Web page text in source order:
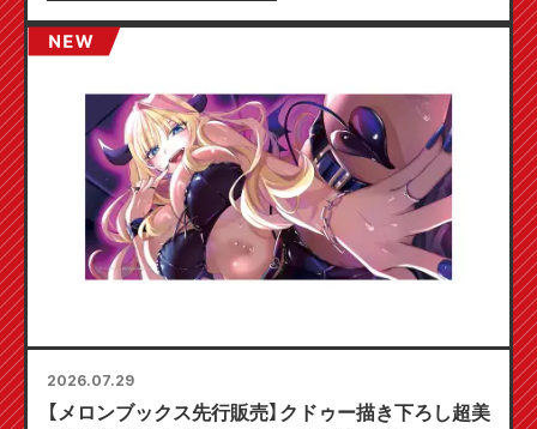
2026.07.29
【メロンブックス先行販売】クドゥー描き下ろし超美